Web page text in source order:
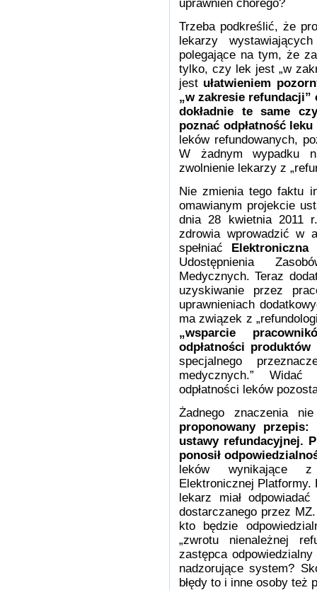
uprawnień chorego?
Trzeba podkreślić, że
lekarzy
polegające na tym, że
tylko, czy lek jest „w
jest ułatwieniem
„w zakresie
dokładnie te same
poznać odpłatność leku
leków refundowanych,
W żadnym wypadku
zwolnienie lekarzy z
Nie zmienia tego faktu
omawianym projekcie
dnia 28 kwietnia 2011
zdrowia wprowadzić w
spełniać
Udostępnienia
Medycznych. Teraz
uzyskiwanie przez
uprawnieniach
ma związek z
„wsparcie
odpłatności
specjalnego
medycznych.”
odpłatności leków
Żadnego znaczenia
proponowany
ustawy refundacyjnej.
ponosił
leków wynikające z
Elektronicznej Platformy.
lekarz miał
dostarczanego przez
kto będzie
„zwrotu nienależnej
zastępca
nadzorujące system?
błędy to i inne osoby też